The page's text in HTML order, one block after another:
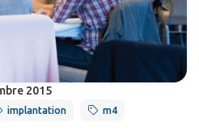
2015
implantation m4